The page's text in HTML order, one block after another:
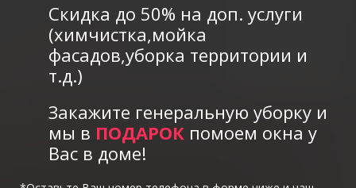
Скидка до 50% на доп. услуги
(химчистка,мойка
фасадов,уборка территории и
т.д.)
Закажите генеральную уборку и
мы в ПОДАРОК помоем окна у
Вас в доме!